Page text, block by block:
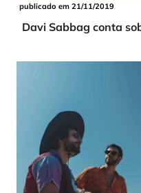
publicado em 21/11/2019
Davi Sabbag conta